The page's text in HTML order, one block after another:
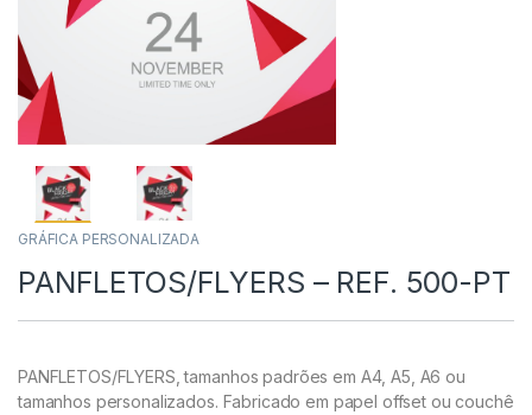
GRÁFICA PERSONALIZADA
PANFLETOS/FLYERS – REF. 500-PT
PANFLETOS/FLYERS, tamanhos padrões em A4, A5, A6 ou
tamanhos personalizados. Fabricado em papel offset ou couchê